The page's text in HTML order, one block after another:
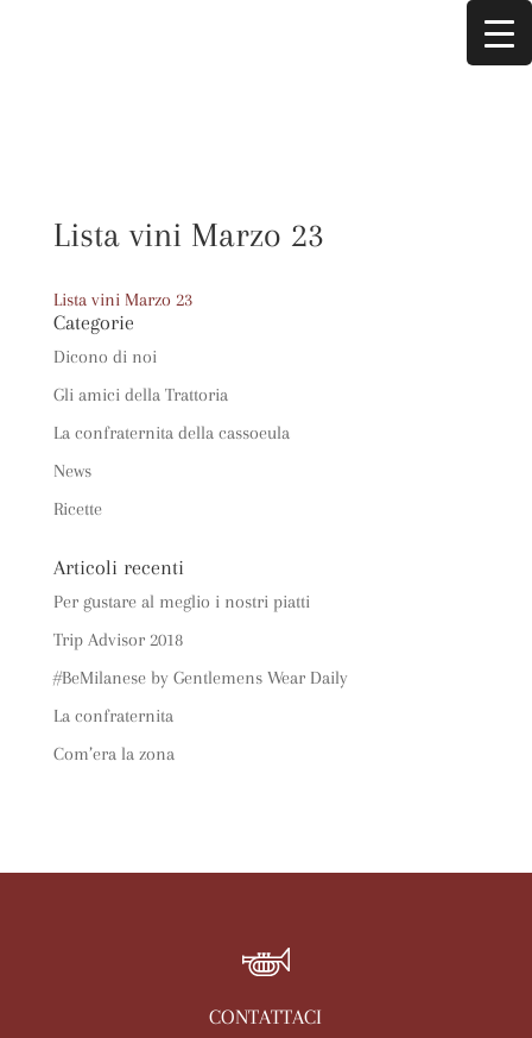
Lista vini Marzo 23
Lista vini Marzo 23
Categorie
Dicono di noi
Gli amici della Trattoria
La confraternita della cassoeula
News
Ricette
Articoli recenti
Per gustare al meglio i nostri piatti
Trip Advisor 2018
#BeMilanese by Gentlemens Wear Daily
La confraternita
Com’era la zona
CONTATTACI